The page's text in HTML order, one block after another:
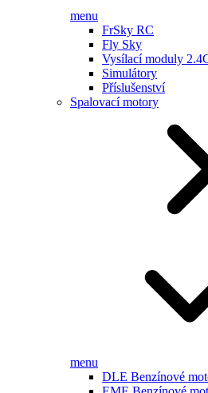
menu
FrSky RC
Fly Sky
Vysílací moduly
Simulátory
Příslušenství
Spalovací motory
menu
DLE Benzínové